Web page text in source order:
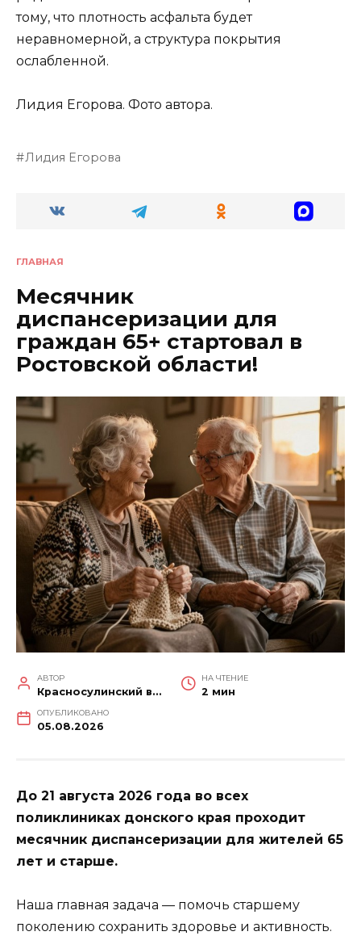
тому, что плотность асфальта будет
неравномерной, а структура покрытия
ослабленной.
Лидия Егорова. Фото автора.
Лидия Егорова
ГЛАВНАЯ
Месячник
диспансеризации для
граждан 65+ стартовал в
Ростовской области!
АВТОР
Красносулинский вестник
НА ЧТЕНИЕ
2 мин
ОПУБЛИКОВАНО
05.08.2026
До 21 августа 2026 года во всех
поликлиниках донского края проходит
месячник диспансеризации для жителей 65
лет и старше.
Наша главная задача — помочь старшему
поколению сохранить здоровье и активность.